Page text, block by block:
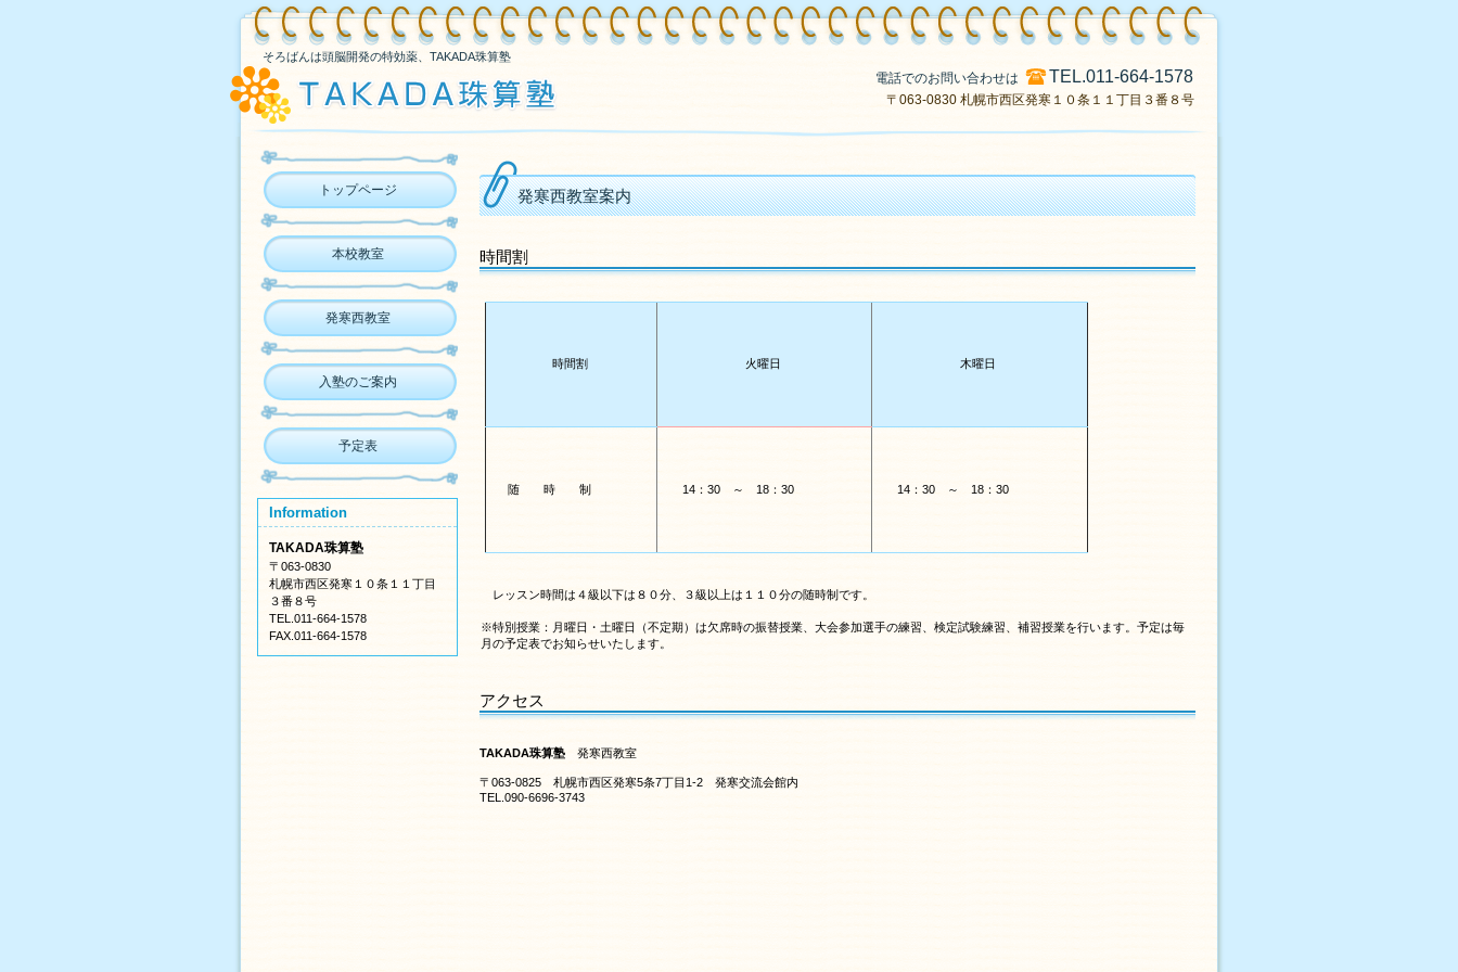
そろばんは頭脳開発の特効薬、TAKADA珠算塾
電話でのお問い合わせは TEL.011-664-1578
〒063-0830 札幌市西区発寒１０条１１丁目３番８号
発寒西教室案内
時間割
時間割 火曜日 木曜日
随 時 制 14：30 ～ 18：30 14：30 ～ 18：30
レッスン時間は４級以下は８０分、３級以上は１１０分の随時制です。
※特別授業：月曜日・土曜日（不定期）は欠席時の振替授業、大会参加選手の練習、検定試験練習、補習授業を行います。予定は毎
月の予定表でお知らせいたします。
アクセス
TAKADA珠算塾 発寒西教室
〒063-0825 札幌市西区発寒5条7丁目1-2 発寒交流会館内
TEL.090-6696-3743
トップページ
本校教室
発寒西教室
入塾のご案内
予定表
Information
TAKADA珠算塾
〒063-0830
札幌市西区発寒１０条１１丁目
３番８号
TEL.011-664-1578
FAX.011-664-1578